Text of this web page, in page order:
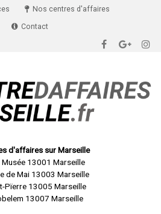
Nos centres d'affaires
Contact
d'affaires sur Marseille
Musée 13001 Marseille
de Mai 13003 Marseille
Pïerre 13005 Marseille
13007 Marseille